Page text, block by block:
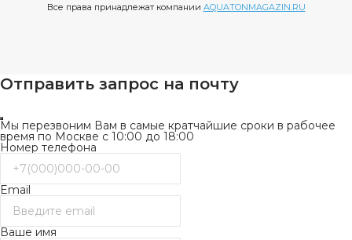
Все права принадлежат компании AQUATONMAGAZIN.RU
Отправить запрос на почту
Мы перезвоним Вам в самые кратчайшие сроки в рабочее
время по Москве с 10:00 до 18:00
Номер телефона
Email
Ваше имя